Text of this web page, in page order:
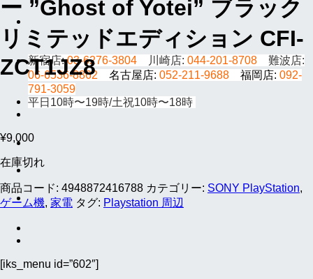
新宿店:03-6276-3804 川崎店: 044-201-8708 難波店:
06-6536-8862
名古屋店: 052-211-9688 福岡店: 092-
791-3059
平日10時〜19時/土祝10時〜18時
ー ”Ghost of Yotei” ブラック
リミテッドエディション CFI-
ZCT1JZ8
¥9,000
在庫切れ
商品コード: 4948872416788 カテゴリー: SONY PlayStation,
ゲーム機, 家電 タグ: Playstation 周辺
[iks_menu id=”602″]